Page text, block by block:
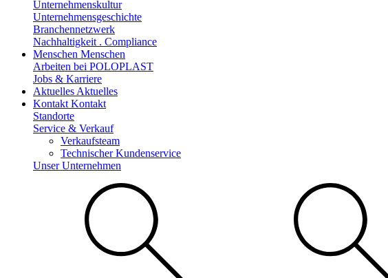
Unternehmenskultur
Unternehmensgeschichte
Branchennetzwerk
Nachhaltigkeit . Compliance
Menschen Menschen
Arbeiten bei POLOPLAST
Jobs & Karriere
Aktuelles Aktuelles
Kontakt Kontakt
Standorte
Service & Verkauf
Verkaufsteam
Technischer Kundenservice
Unser Unternehmen